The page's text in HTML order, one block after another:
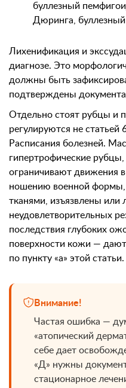
буллезный
Дюринга,
Лихенификация и
диагнозе. Это
должны быть
подтверждены
Отдельно стоят рубцы и
регулируются не статьей
Расписания болезней.
гипертрофические
ограничивают движения
ношению военной
тканями, изъязвлены или
неудовлетворительных
последствия глубоких
поверхности кожи — дают
по пункту «а» этой статьи.
Внимание!
Частая ошибка —
«атопический
себе дает
«Д» нужны
стационарное